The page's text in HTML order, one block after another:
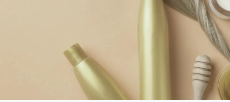
Заколки, резинки, повязки